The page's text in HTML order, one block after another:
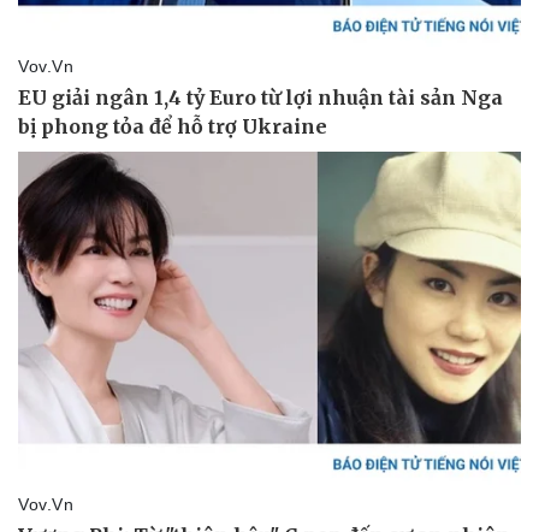
Thể thao
Bóng đá
Lịch thi đấu bóng đá
Thế giới thể thao
eSports
Hậu trường
Ô tô
Xe máy
Tư vấn